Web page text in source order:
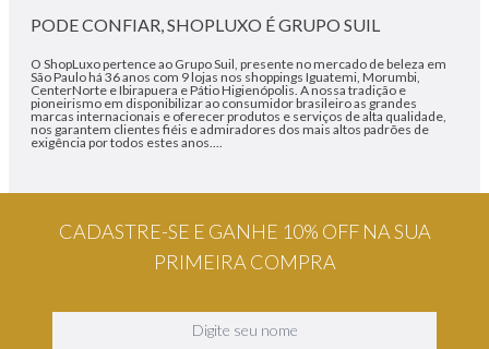
PODE CONFIAR, SHOPLUXO É GRUPO SUIL
O ShopLuxo pertence ao Grupo Suil, presente no mercado de beleza em
São Paulo há 36 anos com 9 lojas nos shoppings Iguatemi, Morumbi,
CenterNorte e Ibirapuera e Pátio Higienópolis. A nossa tradição e
pioneirismo em disponibilizar ao consumidor brasileiro as grandes
marcas internacionais e oferecer produtos e serviços de alta qualidade,
nos garantem clientes fiéis e admiradores dos mais altos padrões de
exigência por todos estes anos....
CADASTRE-SE E GANHE 10% OFF NA SUA
PRIMEIRA COMPRA